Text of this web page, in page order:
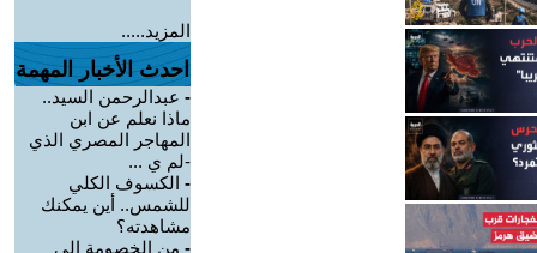
المزيد.....
احدث الأخبار المهمة
- عبدالرحمن السيد..
ماذا نعلم عن ابن
المهاجر المصري الذي
-لم ي ...
- الكسوف الكلي
للشمس.. أين يمكنك
مشاهدته؟
- من الخصومة إلى